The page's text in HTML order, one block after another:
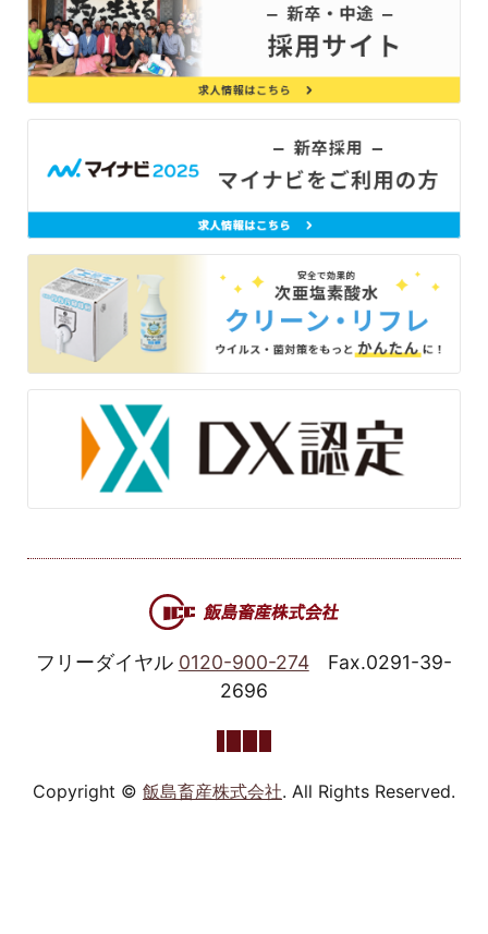
フリーダイヤル 0120-900-274
Fax.0291-39-
2696
Copyright © 飯島畜産株式会社. All Rights Reserved.